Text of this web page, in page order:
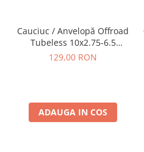
Cauciuc / Anvelopă Offroad
Tubeless 10x2.75-6.5
KuKirin G2/G2 Master 2025
129,00 RON
ADAUGA IN COS